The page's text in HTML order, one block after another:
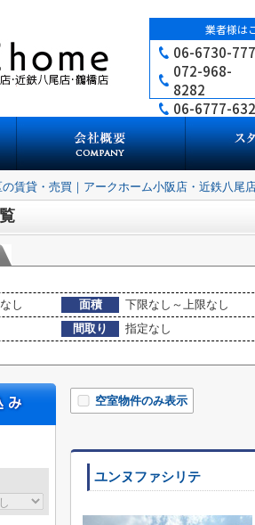
業者様は
06-6730-
072-968-
8282
06-6777-
賃貸・売買｜アークホーム小阪店・近鉄八尾
し 面積 下限なし～上限なし
間取り
指定なし
空室物件のみ表示
ユンヌファシリテ